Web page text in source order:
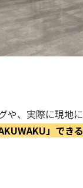
や、実際に現地
」でき